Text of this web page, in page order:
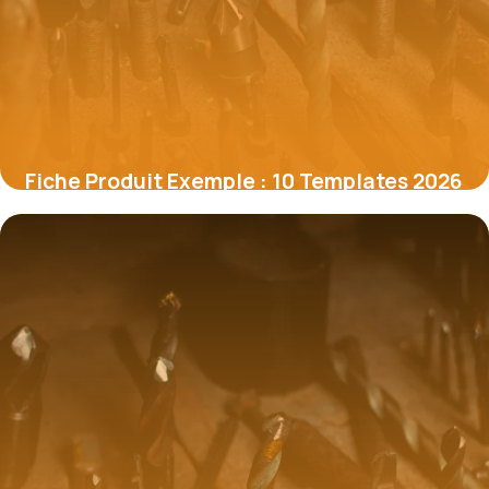
Fiche Produit Exemple : 10 Templates 2026
6 juillet 2026